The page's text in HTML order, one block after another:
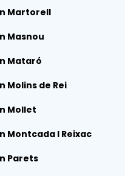
Martorell
Masnou
Mataró
Molins de Rei
Mollet
Montcada I Reixac
Parets